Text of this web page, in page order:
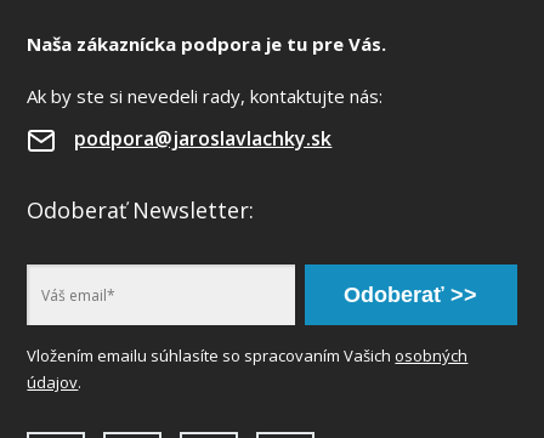
Naša zákaznícka podpora je tu pre Vás.
Ak by ste si nevedeli rady, kontaktujte nás:
podpora@jaroslavlachky.sk
Odoberať Newsletter:
Odoberať >>
Vložením emailu súhlasíte so spracovaním Vašich osobných
údajov.